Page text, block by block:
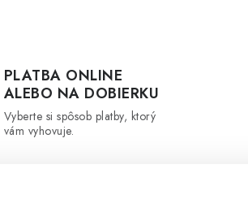
PLATBA ONLINE
ALEBO NA DOBIERKU
Vyberte si spôsob platby, ktorý
vám vyhovuje.